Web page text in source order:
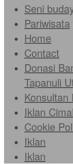
Seni
Pariwisata
Home
Contact
Donasi
Tapanuli
Konsultan
Iklan
Cookie
Iklan
Iklan